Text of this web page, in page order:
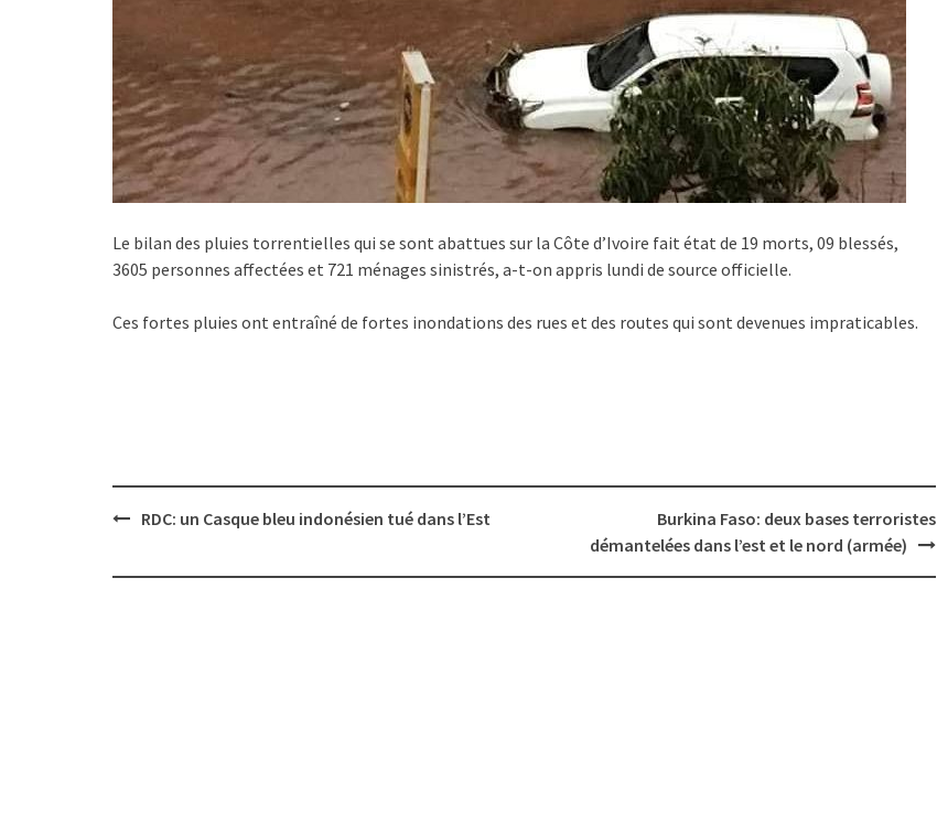
Le bilan des pluies torrentielles qui se sont abattues sur la Côte d’Ivoire fait état de 19 morts, 09 blessés,
3605 personnes affectées et 721 ménages sinistrés, a-t-on appris lundi de source officielle.
Ces fortes pluies ont entraîné de fortes inondations des rues et des routes qui sont devenues impraticables.
PostRDC: un Casque bleu indonésien tué dans l’Est
Burkina Faso: deux bases terroristes
démantelées dans l’est et le nord (armée)